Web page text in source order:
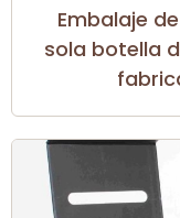
Embalaje
sola botella